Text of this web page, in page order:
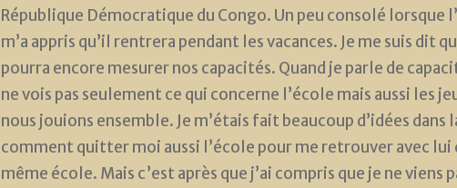
République Démocratique du Congo. Un peu consolé lorsque
m’a appris qu’il rentrera pendant les vacances. Je me suis dit
pourra encore mesurer nos capacités. Quand je parle de
ne vois pas seulement ce qui concerne l’école mais aussi les
nous jouions ensemble. Je m’étais fait beaucoup d’idées dans
comment quitter moi aussi l’école pour me retrouver avec lui
même école. Mais c’est après que j’ai compris que je ne viens